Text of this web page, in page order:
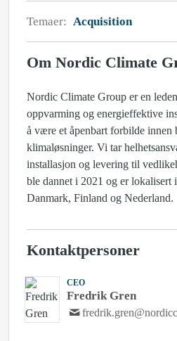
Temaer: Acquisition
Om Nordic Climate
Nordic Climate Group er en
oppvarming og energieffektive
å være et åpenbart forbilde innen
klimaløsninger. Vi tar
installasjon og levering til
ble dannet i 2021 og er lokalisert
Danmark, Finland og Nederland.
Kontaktpersoner
CEO
Fredrik Gren